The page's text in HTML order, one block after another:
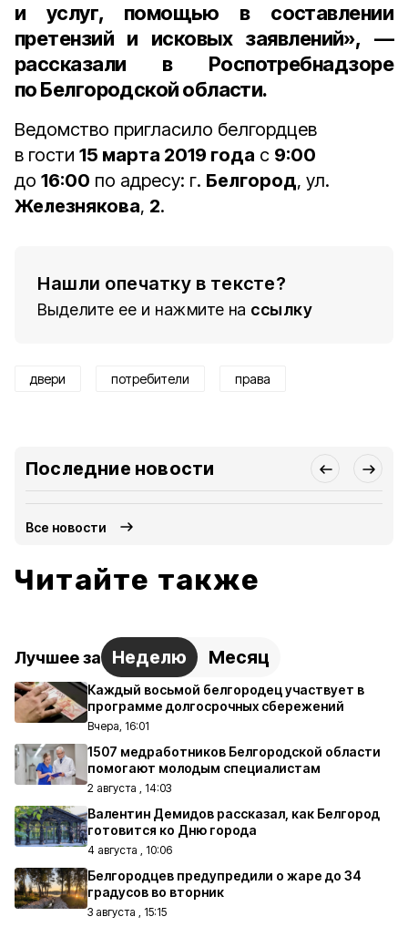
и услуг, помощью в составлении
претензий и исковых заявлений», —
рассказали в Роспотребнадзоре
по Белгородской области.
Ведомство пригласило белгордцев
в гости 15 марта 2019 года с 9:00
до 16:00 по адресу: г. Белгород, ул.
Железнякова, 2.
Нашли опечатку в тексте?
Выделите ее и нажмите на ссылку
двери потребители права
Последние новости
Все новости
Читайте также
Лучшее за Неделю Месяц
Каждый восьмой белгородец участвует в
программе долгосрочных сбережений
Вчера, 16:01
1507 медработников Белгородской области
помогают молодым специалистам
2 августа , 14:03
Валентин Демидов рассказал, как Белгород
готовится ко Дню города
4 августа , 10:06
Белгородцев предупредили о жаре до 34
градусов во вторник
3 августа , 15:15